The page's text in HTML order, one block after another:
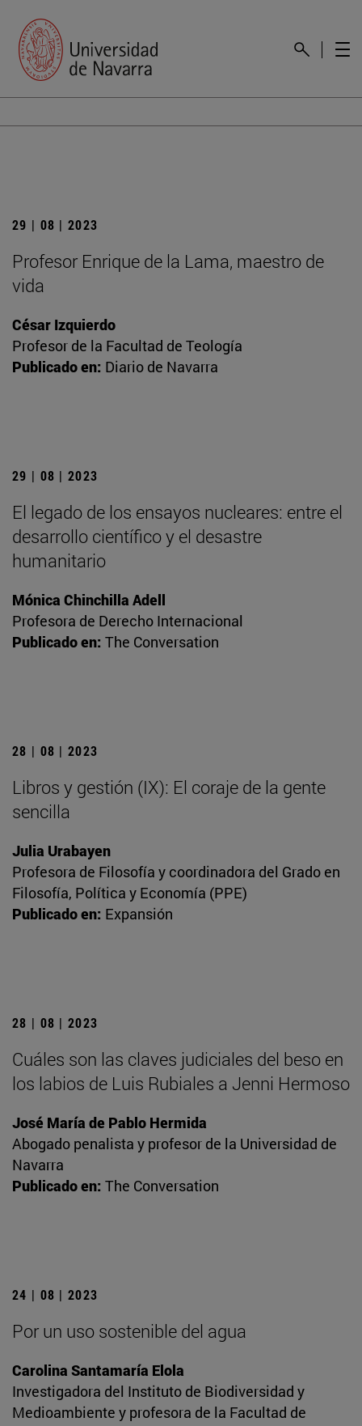
29 | 08 | 2023
Profesor Enrique de la Lama, maestro de
vida
César Izquierdo
Profesor de la Facultad de Teología
Publicado en: Diario de Navarra
29 | 08 | 2023
El legado de los ensayos nucleares: entre el
desarrollo científico y el desastre
humanitario
Mónica Chinchilla Adell
Profesora de Derecho Internacional
Publicado en: The Conversation
28 | 08 | 2023
Libros y gestión (IX): El coraje de la gente
sencilla
Julia Urabayen
Profesora de Filosofía y coordinadora del Grado en
Filosofía, Política y Economía (PPE)
Publicado en: Expansión
28 | 08 | 2023
Cuáles son las claves judiciales del beso en
los labios de Luis Rubiales a Jenni Hermoso
José María de Pablo Hermida
Abogado penalista y profesor de la Universidad de
Navarra
Publicado en: The Conversation
24 | 08 | 2023
Por un uso sostenible del agua
Carolina Santamaría Elola
Investigadora del Instituto de Biodiversidad y
Medioambiente y profesora de la Facultad de